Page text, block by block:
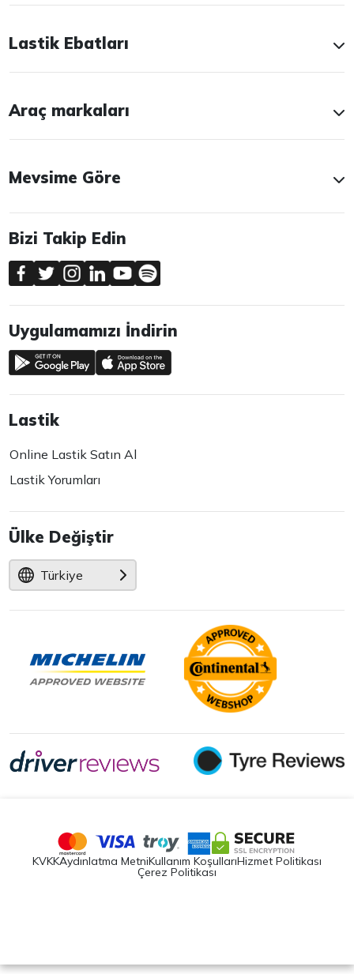
Lastik Ebatları
Araç markaları
Mevsime Göre
Bizi Takip Edin
Uygulamamızı İndirin
Lastik
Online Lastik Satın Al
Lastik Yorumları
Ülke Değiştir
Türkiye
KVKKAydınlatma MetniKullanım KoşullarıHizmet Politikası
Çerez Politikası